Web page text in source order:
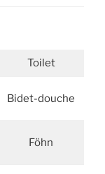
Toilet
Bidet-douche
Föhn